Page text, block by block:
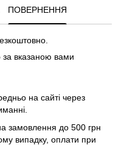
ПОВЕРНЕННЯ
за вказаною вами
на сайті через
замовлення до 500 грн
випадку, оплати при